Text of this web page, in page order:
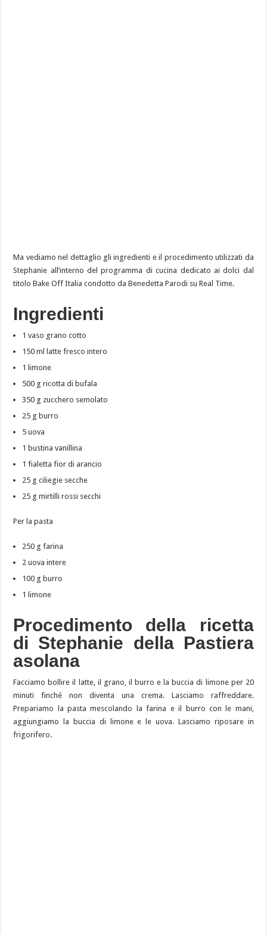
Ma vediamo nel dettaglio gli ingredienti e il procedimento utilizzati da
Stephanie all’interno del programma di cucina dedicato ai dolci dal
titolo Bake Off Italia condotto da Benedetta Parodi su Real Time.
Ingredienti
1 vaso grano cotto
150 ml latte fresco intero
1 limone
500 g ricotta di bufala
350 g zucchero semolato
25 g burro
5 uova
1 bustina vanillina
1 fialetta fior di arancio
25 g ciliegie secche
25 g mirtilli rossi secchi
Per la pasta
250 g farina
2 uova intere
100 g burro
1 limone
Procedimento della ricetta
di Stephanie della Pastiera
asolana
Facciamo bollire il latte, il grano, il burro e la buccia di limone per 20
minuti finché non diventa una crema. Lasciamo raffreddare.
Prepariamo la pasta mescolando la farina e il burro con le mani,
aggiungiamo la buccia di limone e le uova. Lasciamo riposare in
frigorifero.